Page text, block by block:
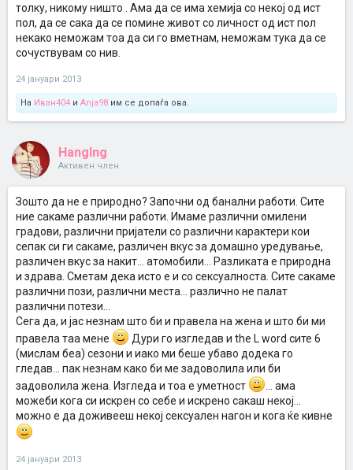
толку, никому ништо . Ама да се има хемија со некој од ист
пол, да се сака да се помине живот со личност од ист пол
некако неможам тоа да си го вметнам, неможам тука да се
сочуствувам со нив.
24 јануари 2013
На Иван404 и Anja98 им се допаѓа ова.
HangIng
Активен член
Зошто да не е природно? Започни од банални работи. Сите
ние сакаме различни работи. Имаме различни омилени
градови, различни пријатели со различни карактери кои
сепак си ги сакаме, различен вкус за домашно уредување,
различен вкус за накит... атомобили... Разликата е природна
и здрава. Сметам дека исто е и со сексуалноста. Сите сакаме
различни пози, различни места... различно не палат
различни потези...
Сега да, и јас незнам што би и правела на жена и што би ми
правела таа мене
Дури го изгледав и the L word сите 6
(мислам беа) сезони и иако ми беше убаво додека го
гледав... пак незнам како би ме задоволила или би
задоволила жена. Изгледа и тоа е уметност
... ама
можеби кога си искрен со себе и искрено сакаш некој...
можно е да доживееш некој сексуален нагон и кога ќе кивне
24 јануари 2013